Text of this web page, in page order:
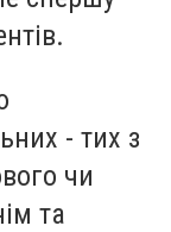
- тих з
чи
та